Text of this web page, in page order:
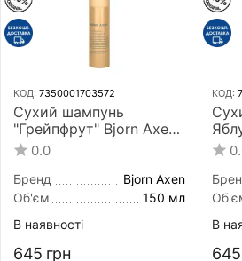
КОД: 7350001703572
Сухий шампунь
"Грейпфрут" Bjorn Axen
Dry Shampoo Sunny
Grapefruit For Fresh
Clean Hair 150 мл
0.0
Бренд
Bjorn Axen
Об'єм
150 мл
В наявності
645 грн
КОД:
For
мл
В
645